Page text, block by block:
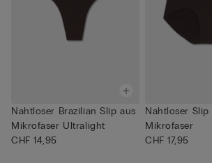
Nahtloser Brazilian Slip aus
Mikrofaser Ultralight
CHF 14,95
Nahtloser Slip
Mikrofaser
CHF 17,95